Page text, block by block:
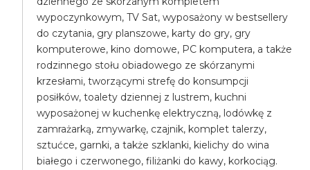
wypoczynkowym, TV Sat, wyposażony w bestsellery
do czytania, gry planszowe, karty do gry, gry
komputerowe, kino domowe, PC komputera, a także
rodzinnego stołu obiadowego ze skórzanymi
krzesłami, tworzącymi strefę do konsumpcji
posiłków, toalety dziennej z lustrem, kuchni
wyposażonej w kuchenkę elektryczną, lodówkę z
zamrażarką, zmywarkę, czajnik, komplet talerzy,
sztućce, garnki, a także szklanki, kielichy do wina
białego i czerwonego, filiżanki do kawy, korkociąg.